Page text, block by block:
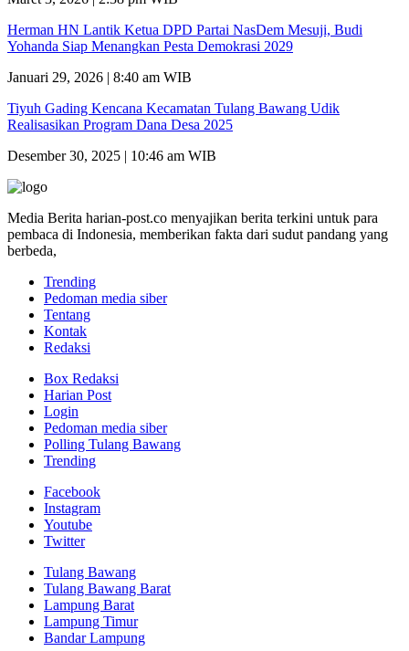
Herman HN Lantik Ketua DPD Partai NasDem Mesuji, Budi
Yohanda Siap Menangkan Pesta Demokrasi 2029
Januari 29, 2026 | 8:40 am WIB
Tiyuh Gading Kencana Kecamatan Tulang Bawang Udik
Realisasikan Program Dana Desa 2025
Desember 30, 2025 | 10:46 am WIB
Media Berita harian-post.co menyajikan berita terkini untuk para
pembaca di Indonesia, memberikan fakta dari sudut pandang yang
berbeda,
Trending
Pedoman media siber
Tentang
Kontak
Redaksi
Box Redaksi
Harian Post
Login
Pedoman media siber
Polling Tulang Bawang
Trending
Facebook
Instagram
Youtube
Twitter
Tulang Bawang
Tulang Bawang Barat
Lampung Barat
Lampung Timur
Bandar Lampung